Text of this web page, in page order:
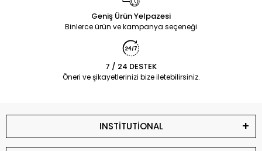
Geniş Ürün Yelpazesi
Binlerce ürün ve kampanya seçeneği
7 / 24 DESTEK
Öneri ve şikayetlerinizi bize iletebilirsiniz.
INSTİTUTİONAL